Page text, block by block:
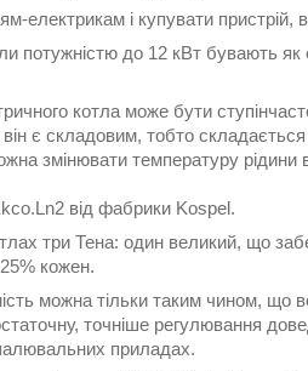
електрикам і купувати пристрій,
потужністю до 12 кВт бувають
котла може бути
є складовим, тобто
змінювати температуру
від фабрики Kospel.
три Тена: один великий, що
кожен.
можна тільки таким чином,
точніше регулювання
приладах.